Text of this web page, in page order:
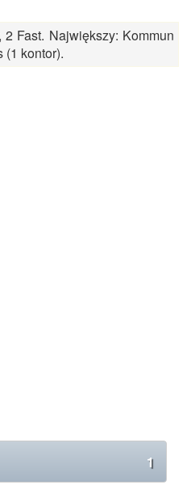
Fast. Największy: Kommun
(1 kontor).
1